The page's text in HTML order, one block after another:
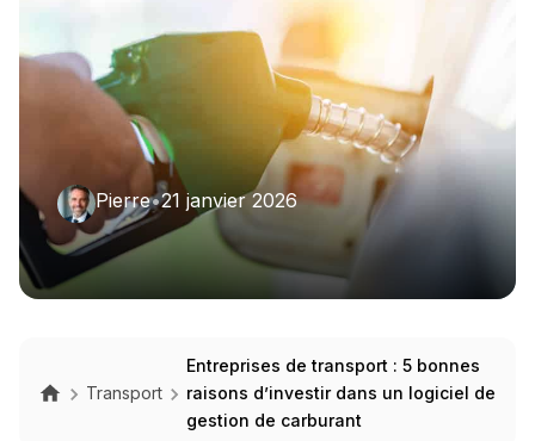
Pierre•21 janvier 2026
Transport
Entreprises de transport : 5 bonnes
raisons d’investir dans un logiciel de
gestion de carburant